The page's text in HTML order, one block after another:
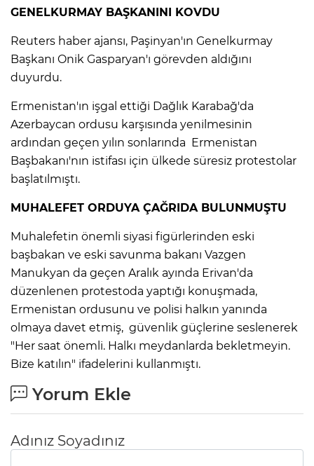
GENELKURMAY BAŞKANINI KOVDU
Reuters haber ajansı, Paşinyan'ın Genelkurmay
Başkanı Onik Gasparyan'ı görevden aldığını
duyurdu.
Ermenistan'ın işgal ettiği Dağlık Karabağ'da
Azerbaycan ordusu karşısında yenilmesinin
ardından geçen yılın sonlarında Ermenistan
Başbakanı'nın istifası için ülkede süresiz protestolar
başlatılmıştı.
MUHALEFET ORDUYA ÇAĞRIDA BULUNMUŞTU
Muhalefetin önemli siyasi figürlerinden eski
başbakan ve eski savunma bakanı Vazgen
Manukyan da geçen Aralık ayında Erivan'da
düzenlenen protestoda yaptığı konuşmada,
Ermenistan ordusunu ve polisi halkın yanında
olmaya davet etmiş, güvenlik güçlerine seslenerek
"Her saat önemli. Halkı meydanlarda bekletmeyin.
Bize katılın" ifadelerini kullanmıştı.
Yorum Ekle
Adınız Soyadınız